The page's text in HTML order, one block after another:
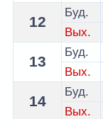
12
Буд.
Вых.
13
Буд.
Вых.
14
Буд.
Вых.